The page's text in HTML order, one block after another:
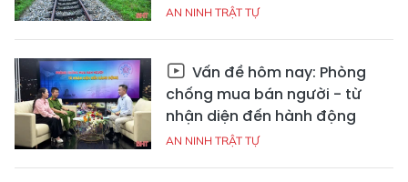
AN NINH TRẬT TỰ
Vấn đề hôm nay: Phòng
chống mua bán người - từ
nhận diện đến hành động
AN NINH TRẬT TỰ